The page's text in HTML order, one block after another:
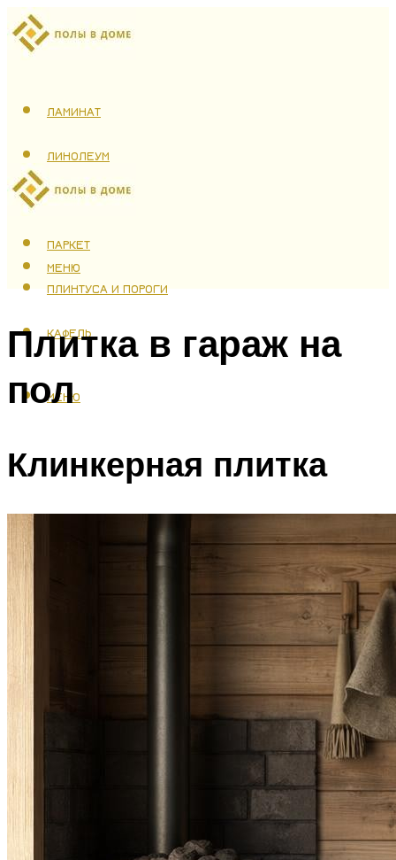
ЛАМИНАТ
ЛИНОЛЕУМ
ТЕПЛЫЙ ПОЛ
ПАРКЕТ
ПЛИНТУСА И ПОРОГИ
КАФЕЛЬ
МЕНЮ
МЕНЮ
Плитка в гараж на
пол
Клинкерная плитка